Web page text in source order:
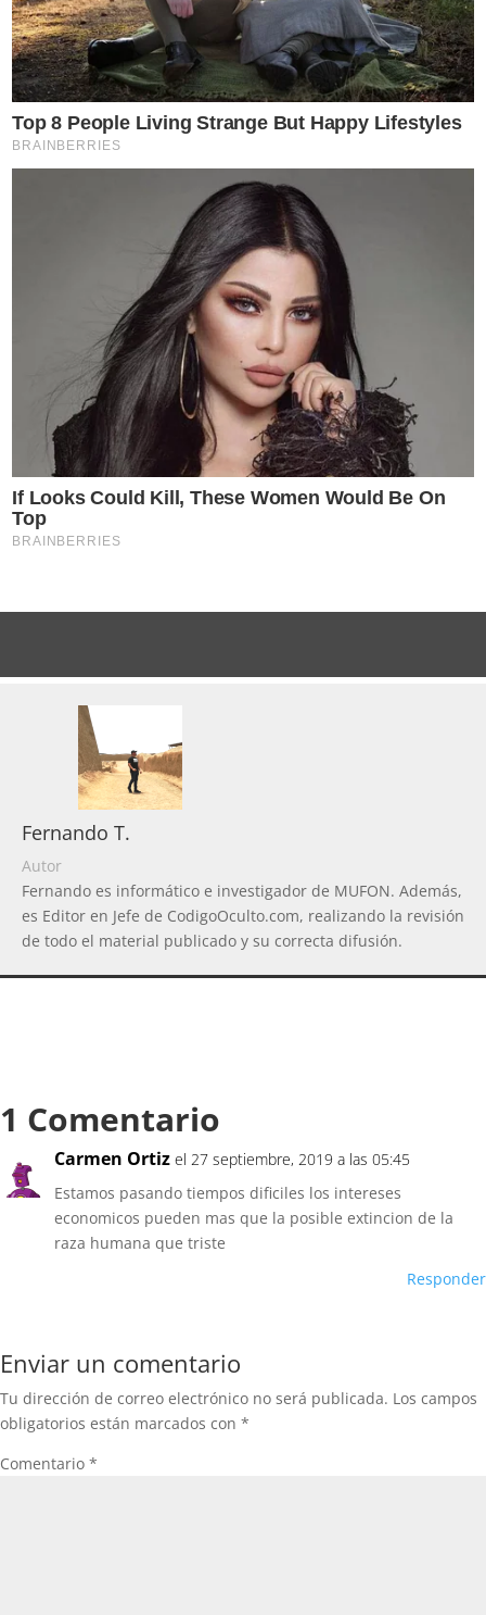
Fernando T.
Autor
Fernando es informático e investigador de MUFON. Además,
es Editor en Jefe de CodigoOculto.com, realizando la revisión
de todo el material publicado y su correcta difusión.
1 Comentario
Carmen Ortiz el 27 septiembre, 2019 a las 05:45
Estamos pasando tiempos dificiles los intereses
economicos pueden mas que la posible extincion de la
raza humana que triste
Responder
Enviar un comentario
Tu dirección de correo electrónico no será publicada. Los campos
obligatorios están marcados con *
Comentario *